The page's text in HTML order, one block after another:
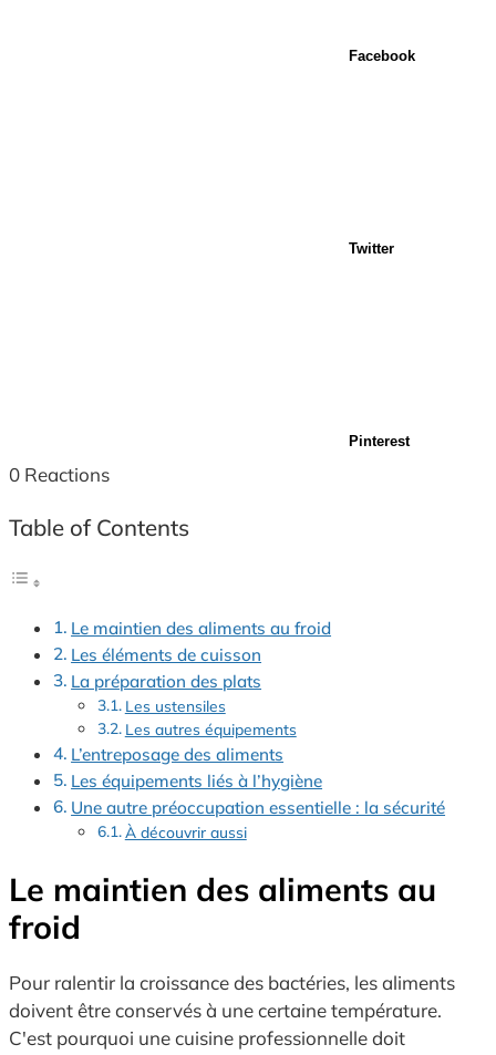
Facebook
Twitter
Pinterest
0 Reactions
Table of Contents
Le maintien des aliments au froid
Les éléments de cuisson
La préparation des plats
Les ustensiles
Les autres équipements
L’entreposage des aliments
Les équipements liés à l’hygiène
Une autre préoccupation essentielle : la sécurité
À découvrir aussi
Le maintien des aliments au
froid
Pour ralentir la croissance des bactéries, les aliments
doivent être conservés à une certaine température.
C'est pourquoi une cuisine professionnelle doit